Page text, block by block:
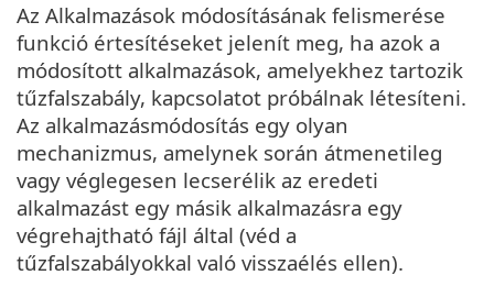
Az Alkalmazások módosításának felismerése
funkció értesítéseket jelenít meg, ha azok a
módosított alkalmazások, amelyekhez tartozik
tűzfalszabály, kapcsolatot próbálnak létesíteni.
Az alkalmazásmódosítás egy olyan
mechanizmus, amelynek során átmenetileg
vagy véglegesen lecserélik az eredeti
alkalmazást egy másik alkalmazásra egy
végrehajtható fájl által (véd a
tűzfalszabályokkal való visszaélés ellen).